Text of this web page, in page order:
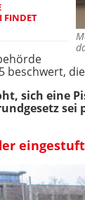
FINDET
beschwert,
sich eine
eingestuft